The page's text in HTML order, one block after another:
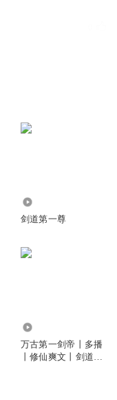
剑道第一尊
万古第一剑帝丨多播
丨修仙爽文丨剑道独